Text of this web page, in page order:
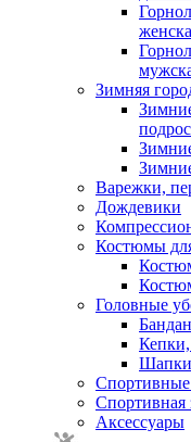
Зимняя
Варежки,
Дождевики
Костюмы
Головные
Спортивная
Аксессуары